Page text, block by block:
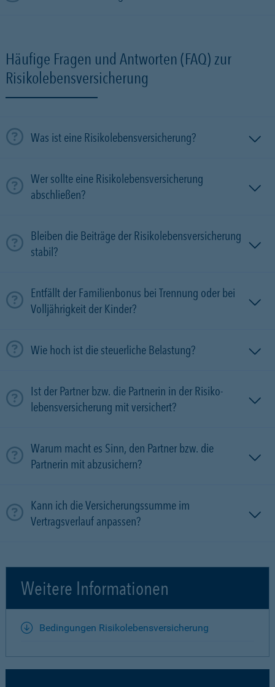
Häufige Fragen und Antworten (FAQ) zur
Risikolebensversicherung
Was ist eine Risikolebensversicherung?
Wer sollte eine Risikolebensversicherung
abschließen?
Bleiben die Beiträge der Risikolebensversicherung
stabil?
Entfällt der Familienbonus bei Trennung oder bei
Volljährigkeit der Kinder?
Wie hoch ist die steuerliche Belastung?
Ist der Partner bzw. die Partnerin in der Risiko­
lebens­versicherung mit versichert?
Warum macht es Sinn, den Partner bzw. die
Partnerin mit ab­zu­sichern?
Kann ich die Versicherungssumme im
Vertragsverlauf anpassen?
Weitere Informationen
Bedingungen Risikolebensversicherung